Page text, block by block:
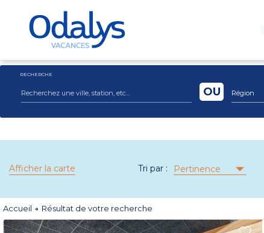
RECHERCHE
Région
OU
Afficher la carte Tri par : Pertinence
Accueil Résultat de votre recherche